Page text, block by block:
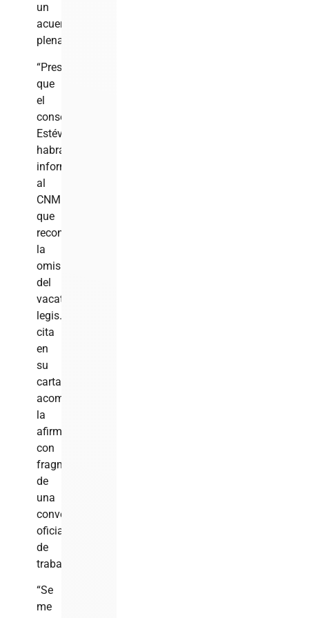
un
acuerdo
plenario.
“Presumo
que
el
consejero
Estévez
habrá
informado
al
CNM
que
reconoció
la
omisión
del
vacatio
legis…”,
cita
en
su
carta,
acompañando
la
afirmación
con
fragmentos
de
una
conversación
oficial
de
trabajo.
“Se
me